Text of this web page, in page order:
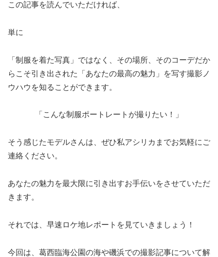
この記事を読んでいただければ、
単に
「制服を着た写真」ではなく、その場所、そのコーデだか
らこそ引き出された「あなたの最高の魅力」を写す撮影ノ
ウハウを知ることができます。
「こんな制服ポートレートが撮りたい！」
そう感じたモデルさんは、ぜひ私アシリカまでお気軽にご
連絡ください。
あなたの魅力を最大限に引き出すお手伝いをさせていただ
きます。
それでは、早速ロケ地レポートを見ていきましょう！
今回は、葛西臨海公園の海や磯浜での撮影記事について解